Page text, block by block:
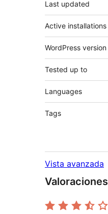
Last updated
Active installations
WordPress version
Tested up to
Languages
Tags
Vista avanzada
Valoraciones